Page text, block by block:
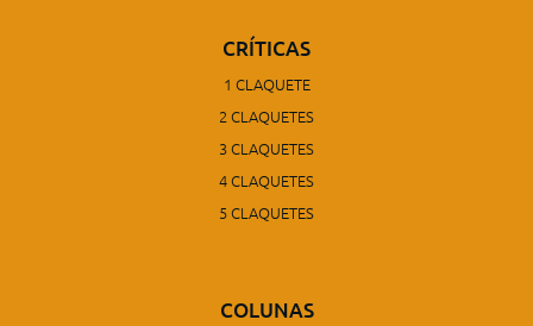
CRÍTICAS
1 CLAQUETE
2 CLAQUETES
3 CLAQUETES
4 CLAQUETES
5 CLAQUETES
COLUNAS